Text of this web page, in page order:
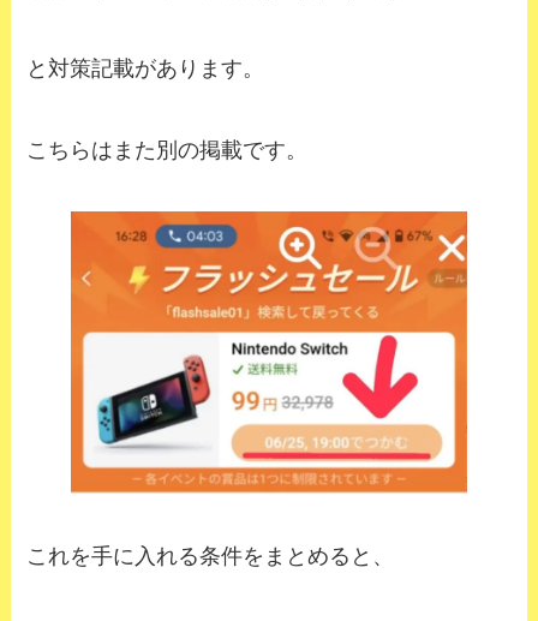
と対策記載があります。
こちらはまた別の掲載です。
これを手に入れる条件をまとめると、